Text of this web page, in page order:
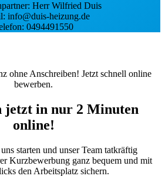
Herr Wilfried Duis
info@duis-heizung.de
0494491550
ohne Anschreiben! Jetzt schnell online
bewerben.
jetzt in nur 2 Minuten
online!
starten und unser Team tatkräftig
Kurzbewerbung ganz bequem und mit
den Arbeitsplatz sichern.